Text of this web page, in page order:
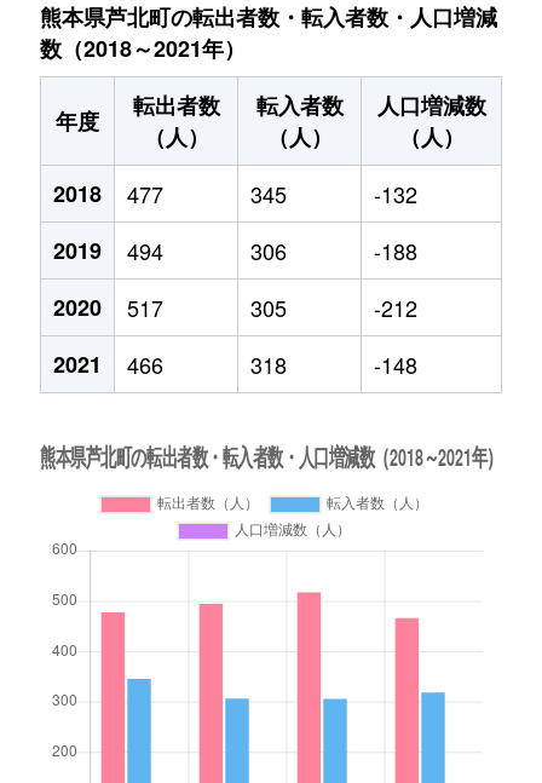
熊本県芦北町の転出者数・転入者数・人口増減
数（2018～2021年）
年度
転出者数
（人）
転入者数
（人）
人口増減数
（人）
2018
477 345
-132
2019
494 306
-188
2020
517 305
-212
2021
466 318 -148